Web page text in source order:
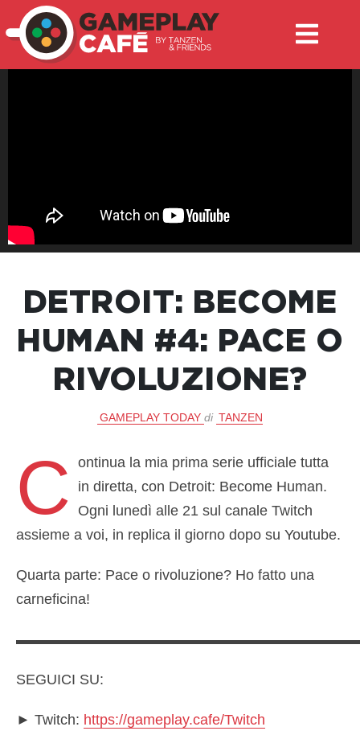
DETROIT: BECOME
HUMAN #4: PACE O
RIVOLUZIONE?
GAMEPLAY TODAY di TANZEN
C
ontinua la mia prima serie ufficiale tutta
in diretta, con Detroit: Become Human.
Ogni lunedì alle 21 sul canale Twitch
assieme a voi, in replica il giorno dopo su Youtube.
Quarta parte: Pace o rivoluzione? Ho fatto una
carneficina!
SEGUICI SU:
► Twitch: https://gameplay.cafe/Twitch